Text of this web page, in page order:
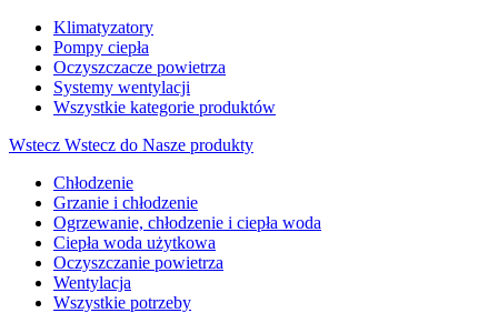
Klimatyzatory
Pompy ciepła
Oczyszczacze powietrza
Systemy wentylacji
Wszystkie kategorie produktów
Wstecz Wstecz do Nasze produkty
Chłodzenie
Grzanie i chłodzenie
Ogrzewanie, chłodzenie i ciepła woda
Ciepła woda użytkowa
Oczyszczanie powietrza
Wentylacja
Wszystkie potrzeby